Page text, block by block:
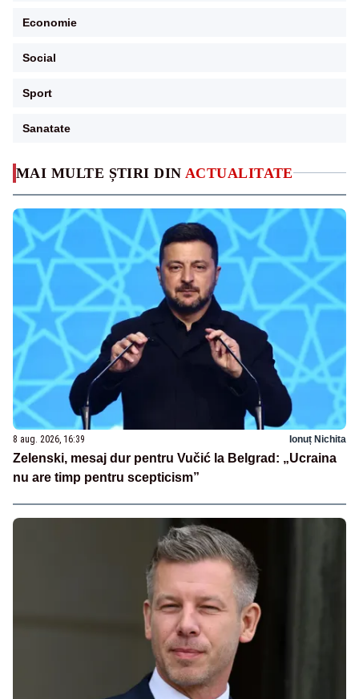
MAI MULTE ȘTIRI DIN ACTUALITATE
8 aug. 2026, 16:39 Ionuț Nichita
Zelenski, mesaj dur pentru Vučić la Belgrad: „Ucraina
nu are timp pentru scepticism”
Economie
Social
Sport
Sanatate